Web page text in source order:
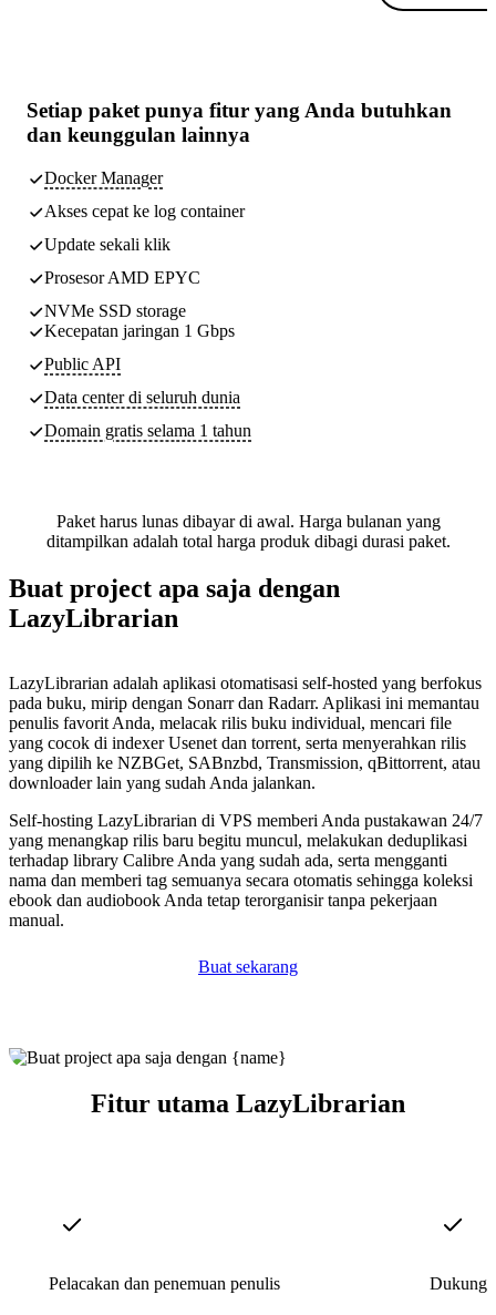
Setiap paket punya fitur yang Anda butuhkan
dan keunggulan lainnya
Docker Manager
Akses cepat ke log container
Update sekali klik
Prosesor AMD EPYC
NVMe SSD storage
Kecepatan jaringan 1 Gbps
Public API
Data center di seluruh dunia
Domain gratis selama 1 tahun
Paket harus lunas dibayar di awal. Harga bulanan yang
ditampilkan adalah total harga produk dibagi durasi paket.
Buat project apa saja dengan
LazyLibrarian
LazyLibrarian adalah aplikasi otomatisasi self-hosted yang berfokus
pada buku, mirip dengan Sonarr dan Radarr. Aplikasi ini memantau
penulis favorit Anda, melacak rilis buku individual, mencari file
yang cocok di indexer Usenet dan torrent, serta menyerahkan rilis
yang dipilih ke NZBGet, SABnzbd, Transmission, qBittorrent, atau
downloader lain yang sudah Anda jalankan.
Self-hosting LazyLibrarian di VPS memberi Anda pustakawan 24/7
yang menangkap rilis baru begitu muncul, melakukan deduplikasi
terhadap library Calibre Anda yang sudah ada, serta mengganti
nama dan memberi tag semuanya secara otomatis sehingga koleksi
ebook dan audiobook Anda tetap terorganisir tanpa pekerjaan
manual.
Buat sekarang
Fitur utama LazyLibrarian
Pelacakan dan penemuan penulis